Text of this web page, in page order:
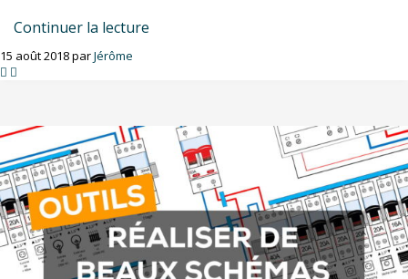
Continuer la lecture
15 août 2018 parJérôme